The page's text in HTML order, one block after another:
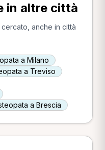
in altre città
anche in città
a Milano
a Treviso
a Brescia